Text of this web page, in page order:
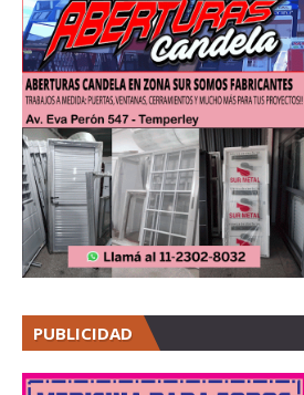
PUBLICIDAD